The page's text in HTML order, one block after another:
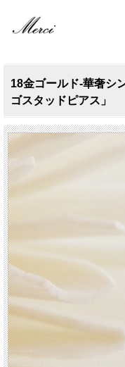
18金ゴールド-華奢シ
ゴスタッドピアス」